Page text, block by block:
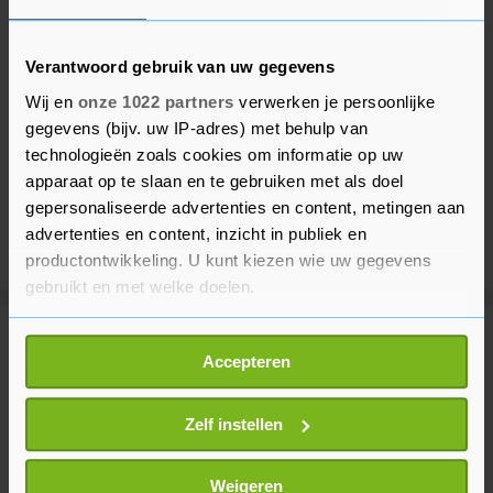
Verantwoord gebruik van uw gegevens
Wij en onze 1022 partners verwerken je persoonlijke
gegevens (bijv. uw IP-adres) met behulp van
technologieën zoals cookies om informatie op uw
apparaat op te slaan en te gebruiken met als doel
gepersonaliseerde advertenties en content, metingen aan
advertenties en content, inzicht in publiek en
productontwikkeling. U kunt kiezen wie uw gegevens
gebruikt en met welke doelen.
Als u het toestaat, willen we ook graag:
Informatie verzamelen over uw geografische
locatie, die tot een paar meter nauwkeurig kan zijn
Uw apparaat identificeren door het actief te
scannen op specifieke eigenschappen (fingerprinting)
Lees meer over hoe uw persoonlijke gegevens worden
Accepteren
Zelf instellen
Weigeren
Argentijnse media: vader Messi op
68-jarige leeftijd overleden